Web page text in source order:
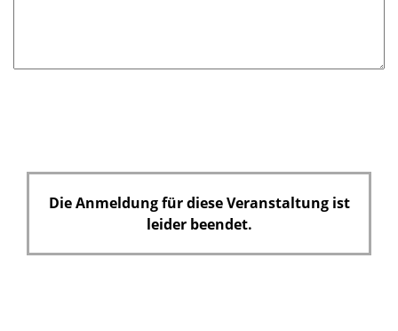
Die Anmeldung für diese Veranstaltung ist
leider beendet.